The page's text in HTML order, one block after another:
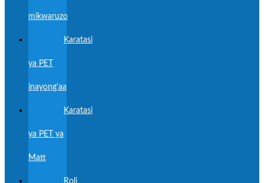
mikwaruzo
Karatasi
ya PET
inayong'aa
Karatasi
ya PET ya
Matt
Roli